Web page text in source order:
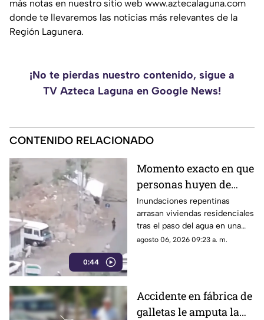
más notas en nuestro sitio web www.aztecalaguna.com
donde te llevaremos las noticias más relevantes de la
Región Lagunera.
¡No te pierdas nuestro contenido, sigue a
TV Azteca Laguna en Google News!
CONTENIDO RELACIONADO
0:44
Momento exacto en que
personas huyen de
inundaciones
repentinas y arrasan
viviendas | VIDEO
Inundaciones repentinas
arrasan viviendas residenciales
tras el paso del agua en una
zona poblada. Los residentes
agosto 06, 2026 09:23 a. m.
Accidente en fábrica de
galletas le amputa la